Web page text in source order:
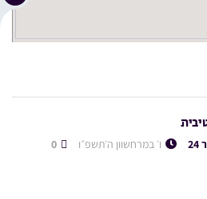
ו׳ במרחשוון ה׳תשפ״ו